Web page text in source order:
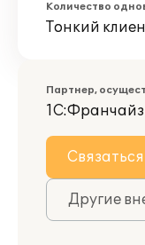
Количество
Тонкий
Партнер,
Связаться
Другие